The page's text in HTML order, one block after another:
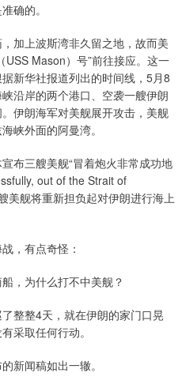
确的。
加上波斯湾非久留之地，故而美
Mason）号”前往接应。这一
新华社报道列出的时间线，5月8
沿岸的两个港口、空袭一艘伊朗
伊朗海军对美舰展开攻击，美舰
峡外面的阿曼湾。
布三艘美舰“冒着炮火非常成功地
out of the Strait of
美舰将重新担负起对伊朗进行海上
，有点奇怪：
，为什么打不中美舰？
整整4天，就在伊朗的家门口晃
采取任何行动。
新闻稿如出一辙。